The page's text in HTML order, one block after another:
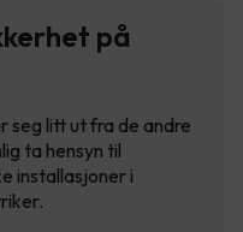
på
seg litt ut fra de andre
ta hensyn til
installasjoner i